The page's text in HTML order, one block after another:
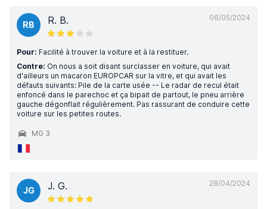
06/05/2024
RB R. B.
Pour: Facilité à trouver la voiture et à la restituer.
Contre: On nous a soit disant surclasser en voiture, qui avait
d'ailleurs un macaron EUROPCAR sur la vitre, et qui avait les
défauts suivants: Pile de la carte usée -- Le radar de recul était
enfoncé dans le parechoc et ça bipait de partout, le pneu arrière
gauche dégonflait régulièrement. Pas rassurant de conduire cette
voiture sur les petites routes.
MG 3
28/04/2024
JG J. G.